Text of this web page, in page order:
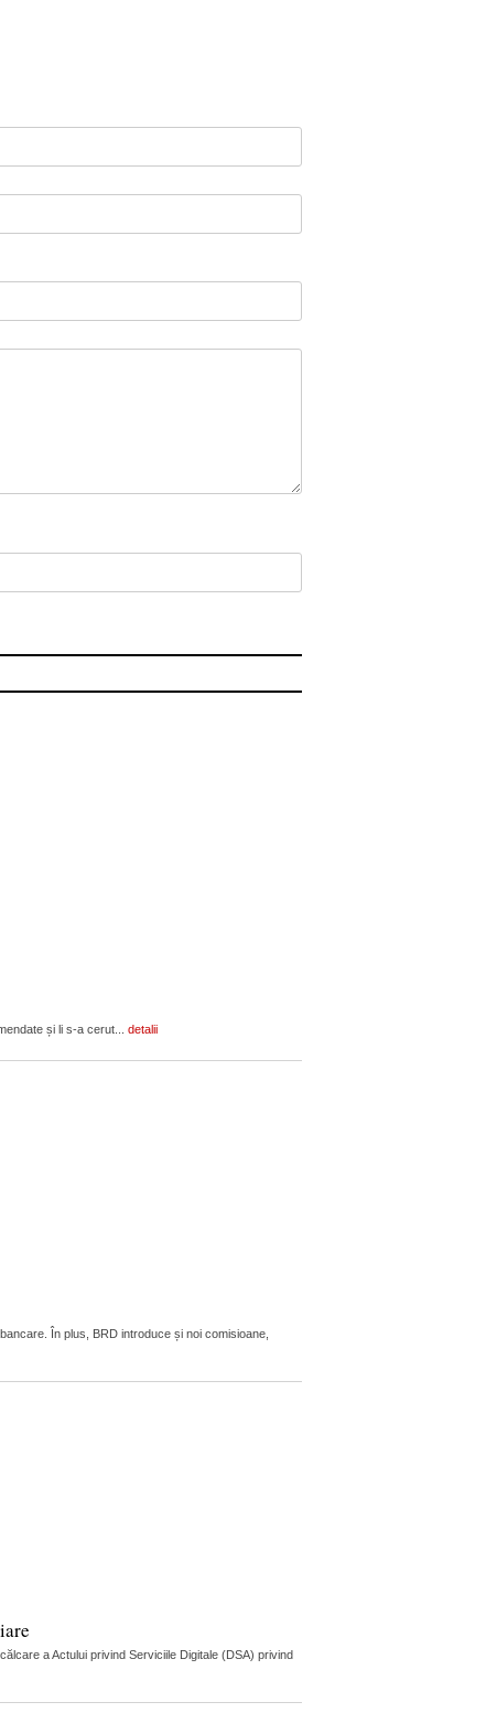
și li s-a cerut... detalii
În plus, BRD introduce și noi comisioane,
a Actului privind Serviciile Digitale (DSA) privind